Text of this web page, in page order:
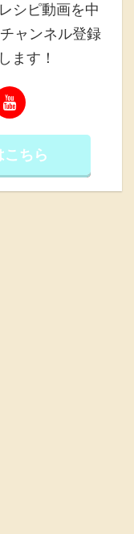
シピ動画を中
ャンネル登録
ます！
ちら